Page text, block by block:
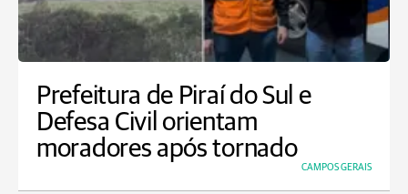
Prefeitura de Piraí do Sul e
Defesa Civil orientam
moradores após tornado
CAMPOS GERAIS